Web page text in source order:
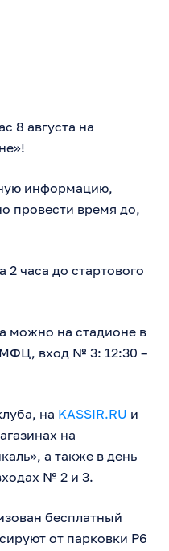
8 августа на
информацию,
провести время до,
2 часа до стартового
можно на стадионе в
вход № 3: 12:30 –
на KASSIR.RU и
на
а также в день
№ 2 и 3.
бесплатный
от парковки P6